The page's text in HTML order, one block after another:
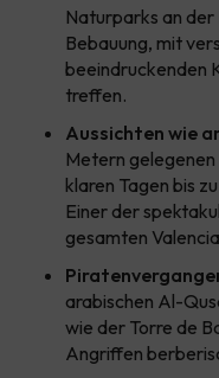
Naturparks an der
Bebauung, mit
beeindruckenden
treffen.
Aussichten wie
Metern
klaren Tagen bis
Einer der
gesamten
arabischen Al-
wie der Torre de
Angriffen